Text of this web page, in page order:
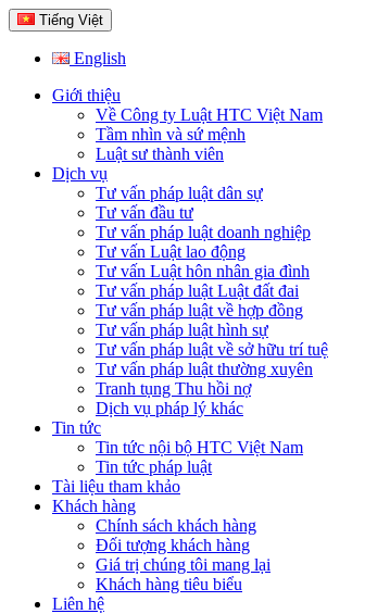
Tiếng Việt
English
Giới thiệu
Về Công ty Luật HTC Việt Nam
Tầm nhìn và sứ mệnh
Luật sư thành viên
Dịch vụ
Tư vấn pháp luật dân sự
Tư vấn đầu tư
Tư vấn pháp luật doanh nghiệp
Tư vấn Luật lao động
Tư vấn Luật hôn nhân gia đình
Tư vấn pháp luật Luật đất đai
Tư vấn pháp luật về hợp đồng
Tư vấn pháp luật hình sự
Tư vấn pháp luật về sở hữu trí tuệ
Tư vấn pháp luật thường xuyên
Tranh tụng Thu hồi nợ
Dịch vụ pháp lý khác
Tin tức
Tin tức nội bộ HTC Việt Nam
Tin tức pháp luật
Tài liệu tham khảo
Khách hàng
Chính sách khách hàng
Đối tượng khách hàng
Giá trị chúng tôi mang lại
Khách hàng tiêu biểu
Liên hệ